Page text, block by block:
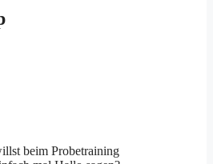
beim Probetraining